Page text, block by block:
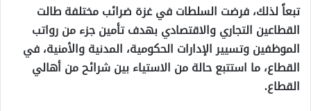
تبعاً لذلك، فرضت السلطات في غزة ضرائب مختلفة طالت
القطاعين التجاري والاقتصادي بهدف تأمين جزء من رواتب
الموظفين وتسيير الإدارات الحكومية، المدنية والأمنية، في
القطاع، ما استتبع حالة من الاستياء بين شرائح من أهالي
القطاع.